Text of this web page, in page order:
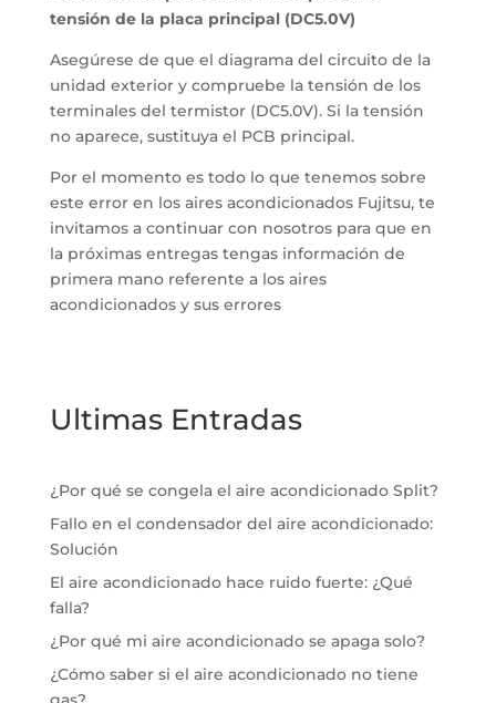
tensión de la placa principal (DC5.0V)
Asegúrese de que el diagrama del circuito de la
unidad exterior y compruebe la tensión de los
terminales del termistor (DC5.0V). Si la tensión
no aparece, sustituya el PCB principal.
Por el momento es todo lo que tenemos sobre
este error en los aires acondicionados Fujitsu, te
invitamos a continuar con nosotros para que en
la próximas entregas tengas información de
primera mano referente a los aires
acondicionados y sus errores
Ultimas Entradas
¿Por qué se congela el aire acondicionado Split?
Fallo en el condensador del aire acondicionado:
Solución
El aire acondicionado hace ruido fuerte: ¿Qué
falla?
¿Por qué mi aire acondicionado se apaga solo?
¿Cómo saber si el aire acondicionado no tiene